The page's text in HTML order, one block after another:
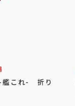
艦これ- 折り